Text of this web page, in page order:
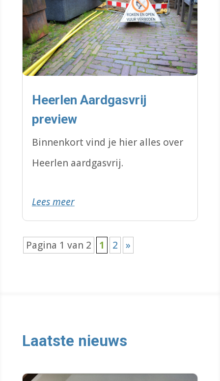
Heerlen Aardgasvrij
preview
Binnenkort vind je hier alles over
Heerlen aardgasvrij.
Lees meer
Pagina 1 van 2 1 2 »
Laatste nieuws